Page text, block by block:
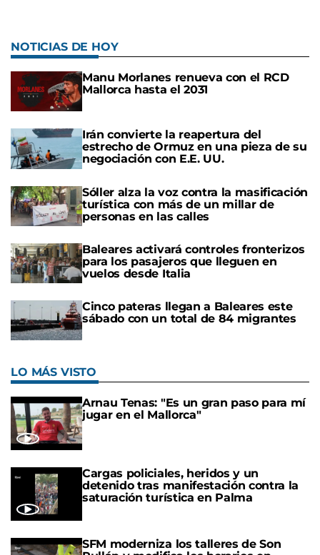
NOTICIAS DE HOY
Manu Morlanes renueva con el RCD
Mallorca hasta el 2031
Irán convierte la reapertura del
estrecho de Ormuz en una pieza de su
negociación con E.E. UU.
Sóller alza la voz contra la masificación
turística con más de un millar de
personas en las calles
Baleares activará controles fronterizos
para los pasajeros que lleguen en
vuelos desde Italia
Cinco pateras llegan a Baleares este
sábado con un total de 84 migrantes
LO MÁS VISTO
Arnau Tenas: "Es un gran paso para mí
jugar en el Mallorca"
Cargas policiales, heridos y un
detenido tras manifestación contra la
saturación turística en Palma
SFM moderniza los talleres de Son